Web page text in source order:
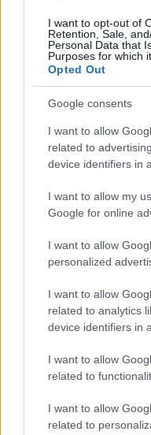
I want to opt-out of
Retention, Sale,
Personal Data that
Purposes for which
Opted Out
Google consents
I want to allow
related to
device identifiers in
I want to allow my
Google for online
I want to allow
personalized
I want to allow
related to analytics
device identifiers in
I want to allow
related to
I want to allow
related to
Συγκεκριμένα, το
ετών και ο θύτης
Μόσχα. Η γαλλική
δράστης σκότωσε
άτυχος άνδρας
παρουσίασε τα
οδηγήσει στην
Hebdo». Η επιλογή
σκίτσα του Μωάμεθ
την αντίδραση
Η Αντιτρομοκρατική
Την υπόθεση έχει